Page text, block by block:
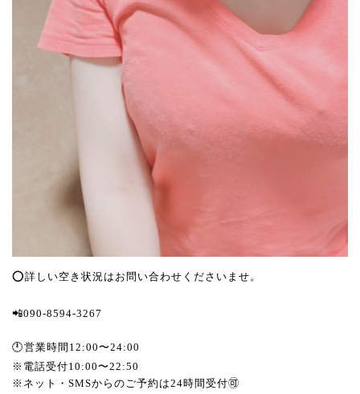
⭕️詳しい空き状況はお問い合わせくださいませ。
📲090-8594-3267
🕛営業時間12:00〜24:00
※電話受付10:00〜22:50
※ネット・SMSからのご予約は24時間受付🉑